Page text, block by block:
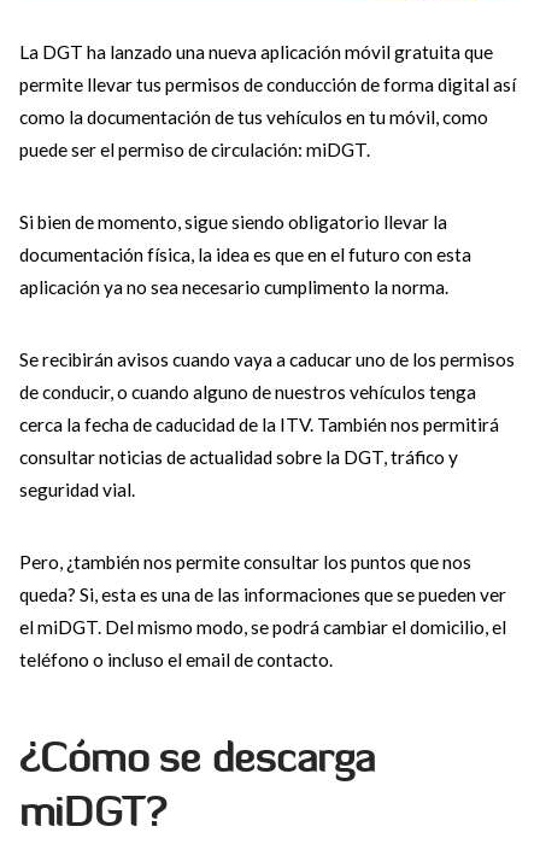
La DGT ha lanzado una nueva aplicación móvil gratuita que
permite llevar tus permisos de conducción de forma digital así
como la documentación de tus vehículos en tu móvil, como
puede ser el permiso de circulación: miDGT.
Si bien de momento, sigue siendo obligatorio llevar la
documentación física, la idea es que en el futuro con esta
aplicación ya no sea necesario cumplimento la norma.
Se recibirán avisos cuando vaya a caducar uno de los permisos
de conducir, o cuando alguno de nuestros vehículos tenga
cerca la fecha de caducidad de la ITV. También nos permitirá
consultar noticias de actualidad sobre la DGT, tráfico y
seguridad vial.
Pero, ¿también nos permite consultar los puntos que nos
queda? Si, esta es una de las informaciones que se pueden ver
el miDGT. Del mismo modo, se podrá cambiar el domicilio, el
teléfono o incluso el email de contacto.
¿Cómo se descarga
miDGT?